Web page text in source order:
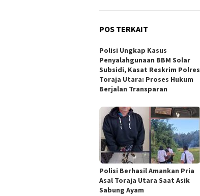
POS TERKAIT
Polisi Ungkap Kasus
Penyalahgunaan BBM Solar
Subsidi, Kasat Reskrim Polres
Toraja Utara: Proses Hukum
Berjalan Transparan
Polisi Berhasil Amankan Pria
Asal Toraja Utara Saat Asik
Sabung Ayam